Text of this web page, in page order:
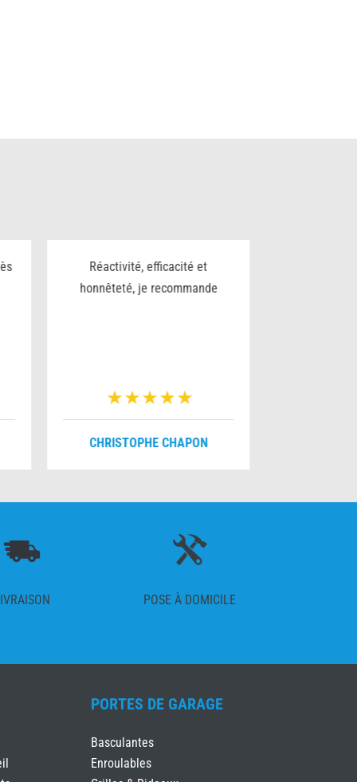
Réactivité, efficacité et
honnêteté, je recommande
CHRISTOPHE CHAPON
POSE À DOMICILE
PORTES DE GARAGE
Basculantes
Enroulables